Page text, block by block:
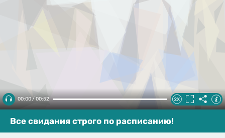
00:00 / 00:52
Все свидания строго по расписанию!